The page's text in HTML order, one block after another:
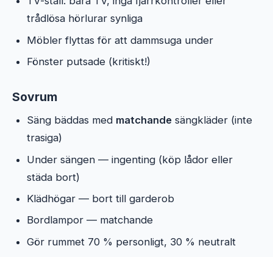
trådlösa hörlurar synliga
Möbler flyttas för att dammsuga under
Fönster putsade (kritiskt!)
Sovrum
Säng bäddas med matchande sängkläder (inte
trasiga)
Under sängen — ingenting (köp lådor eller
städa bort)
Klädhögar — bort till garderob
Bordlampor — matchande
Gör rummet 70 % personligt, 30 % neutralt